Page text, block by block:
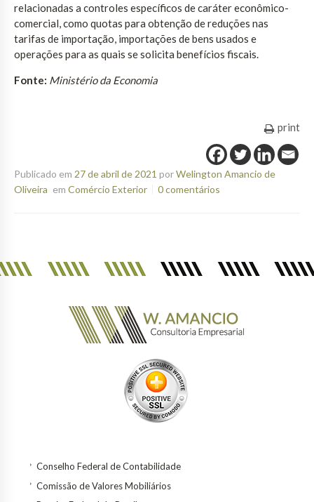
relacionadas a controles específicos de caráter econômico-
comercial, como quotas para obtenção de reduções nas
tarifas de importação, importações de bens usados e
operações para as quais se solicita benefícios fiscais.
Fonte: Ministério da Economia
print
Publicado em 27 de abril de 2021 porWelington Amancio de
Oliveira em Comércio Exterior 0 comentários
Conselho Federal de Contabilidade
Comissão de Valores Mobiliários